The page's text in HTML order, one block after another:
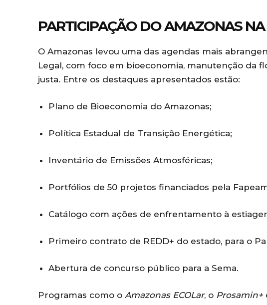
PARTICIPAÇÃO DO AMAZONAS
O Amazonas levou uma das agendas mais
Legal, com foco em bioeconomia, manutenção da
justa. Entre os destaques apresentados estão:
Plano de Bioeconomia do Amazonas;
Política Estadual de Transição Energética;
Inventário de Emissões Atmosféricas;
Portfólios de 50 projetos financiados pela
Catálogo com ações de enfrentamento à
Primeiro contrato de REDD+ do estado, para o
Abertura de concurso público para a Sema.
Programas como o Amazonas ECOLar, o Prosamin+